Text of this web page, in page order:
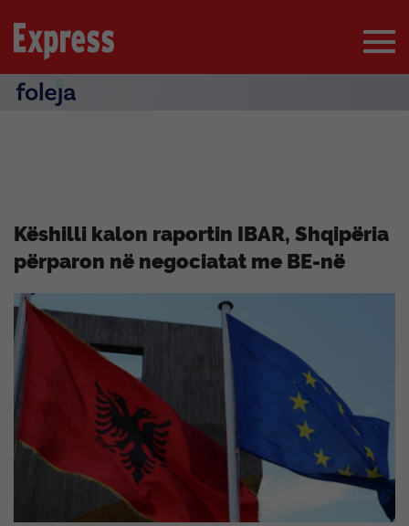
Këshilli kalon raportin IBAR, Shqipëria
përparon në negociatat me BE-në